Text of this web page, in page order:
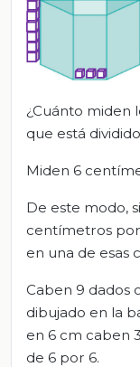
¿Cuánto miden
que está
Miden 6
De este modo,
centímetros
en una de esas
Caben 9 dados
dibujado en la
en 6 cm caben
de 6 por 6.